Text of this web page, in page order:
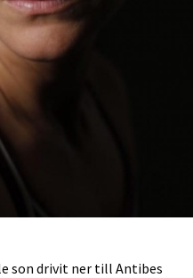
son drivit ner till Antibes